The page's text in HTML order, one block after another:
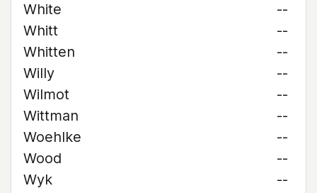
White
--
Whitt
--
Whitten
--
Willy
--
Wilmot
--
Wittman
--
Woehlke
--
Wood
--
Wyk
--